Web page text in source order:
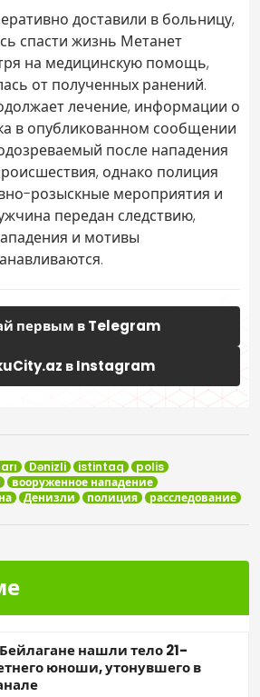
доставили в больницу,
спасти жизнь Метанет
на медицинскую помощь,
от полученных ранений.
лечение, информации о
в опубликованном сообщении
после нападения
однако полиция
розыскные мероприятия и
передан следствию,
и мотивы
первым в Telegram
в Instagram
Dənizli istintaq
polis
вооруженное нападение
Денизли полиция
расследование
нашли тело 21-
юноши, утонувшего в